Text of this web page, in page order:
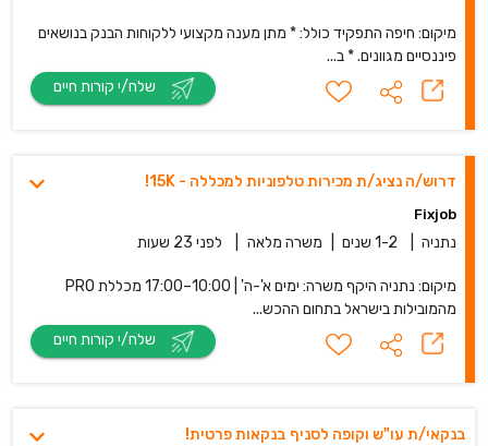
מיקום: חיפה התפקיד כולל: * מתן מענה מקצועי ללקוחות הבנק בנושאים
פיננסיים מגוונים. * ב...
דרוש/ה נציג/ת מכירות טלפוניות למכללה - 15K!
Fixjob
נתניה 1-2 שנים משרה מלאה לפני 23 שעות
מיקום: נתניה היקף משרה: ימים א'-ה' | 10:00–17:00 מכללת PRO
מהמובילות בישראל בתחום ההכש...
בנקאי/ת עו"ש וקופה לסניף בנקאות פרטית!